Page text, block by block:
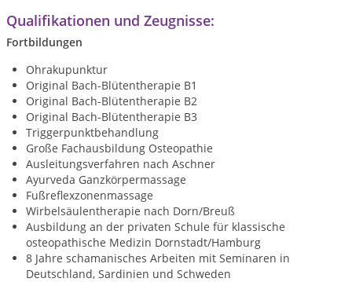
Qualifikationen und Zeugnisse:
Fortbildungen
Ohrakupunktur
Original Bach-Blütentherapie B1
Original Bach-Blütentherapie B2
Original Bach-Blütentherapie B3
Triggerpunktbehandlung
Große Fachausbildung Osteopathie
Ausleitungsverfahren nach Aschner
Ayurveda Ganzkörpermassage
Fußreflexzonenmassage
Wirbelsäulentherapie nach Dorn/Breuß
Ausbildung an der privaten Schule für klassische
osteopathische Medizin Dornstadt/Hamburg
8 Jahre schamanisches Arbeiten mit Seminaren in
Deutschland, Sardinien und Schweden